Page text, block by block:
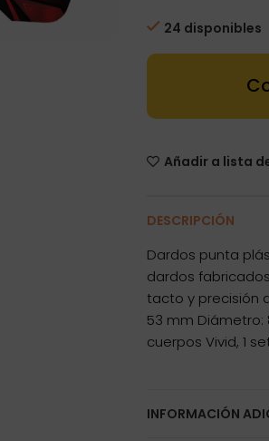
24 disponibles
Añadir a lista
DESCRIPCIÓN
Dardos punta
dardos
tacto y precisión
53 mm Diámetro:
cuerpos Vivid, 1
INFORMACIÓN